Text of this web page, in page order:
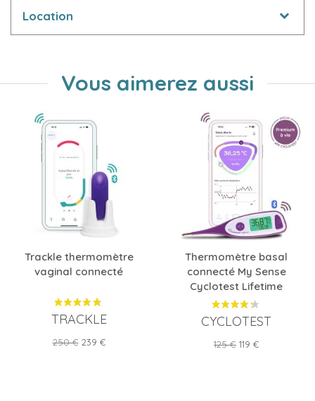
Location
Vous aimerez aussi
Trackle thermomètre
vaginal connecté
TRACKLE
Prix
250 € Prix
239 €
Thermomètre basal
connecté My Sense
Cyclotest Lifetime
CYCLOTEST
Prix
125 € Prix
119 €